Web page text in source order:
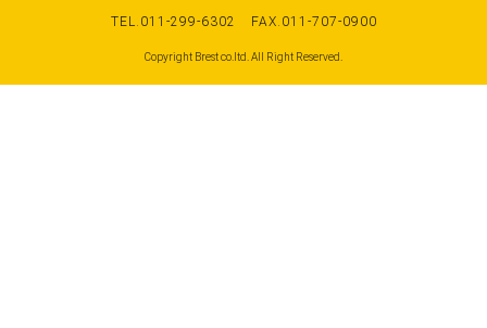
TEL.011-299-6302
FAX.011-707-0900
Copyright Brest co.ltd. All Right Reserved.